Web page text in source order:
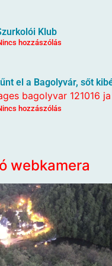
Klub
hozzászólás
el a Bagolyvár, sőt
hozzászólás
webkamera